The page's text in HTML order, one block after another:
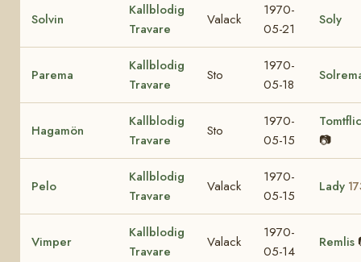
Solvin
Kallblodig
Travare
Valack
1970-
05-21
Soly
Parema
Kallblodig
Travare
Sto
1970-
05-18
Hagamön
Kallblodig
Travare
Sto
1970-
05-15
📷
Pelo
Kallblodig
Travare
Valack
1970-
05-15
Lady
Vimper
Kallblodig
Travare
Valack
1970-
05-14
Remlis